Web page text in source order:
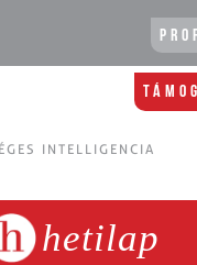
INTELLIGENCIA
hetilap